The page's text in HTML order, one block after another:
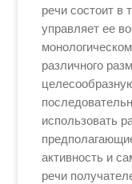
речи состоит в
управляет ее
различного
использовать
активность и
речи